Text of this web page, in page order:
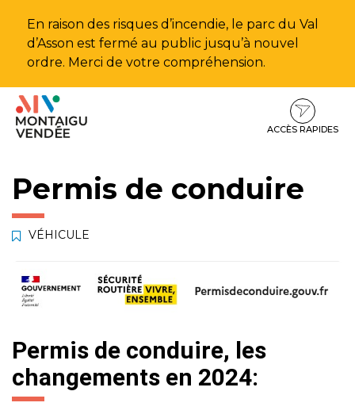
En raison des risques d’incendie, le parc du Val
d’Asson est fermé au public jusqu’à nouvel
ordre. Merci de votre compréhension.
Aller
Aller
contenu
Aller
pied
ACCÈS RAPIDES
Permis de conduire
VÉHICULE
Permis de conduire, les
changements en 2024: